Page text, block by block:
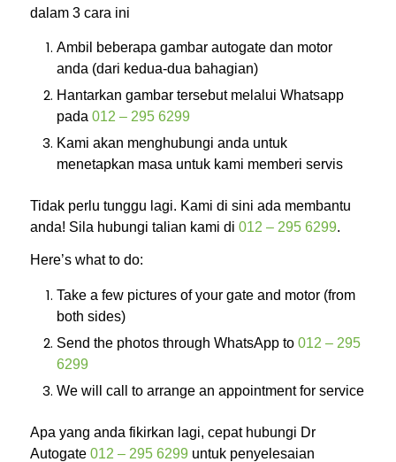
dalam 3 cara ini
Ambil beberapa gambar autogate dan motor
anda (dari kedua-dua bahagian)
Hantarkan gambar tersebut melalui Whatsapp
pada 012 – 295 6299
Kami akan menghubungi anda untuk
menetapkan masa untuk kami memberi servis
Tidak perlu tunggu lagi. Kami di sini ada membantu
anda! Sila hubungi talian kami di 012 – 295 6299.
Here’s what to do:
Take a few pictures of your gate and motor (from
both sides)
Send the photos through WhatsApp to 012 – 295
6299
We will call to arrange an appointment for service
Apa yang anda fikirkan lagi, cepat hubungi Dr
Autogate 012 – 295 6299 untuk penyelesaian